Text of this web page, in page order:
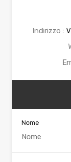
Indirizzo :
Nome